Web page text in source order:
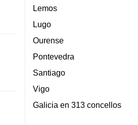
Lemos
Lugo
Ourense
Pontevedra
Santiago
Vigo
Galicia en 313 concellos